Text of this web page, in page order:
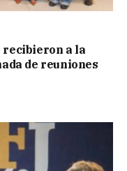
recibieron a la
de reuniones